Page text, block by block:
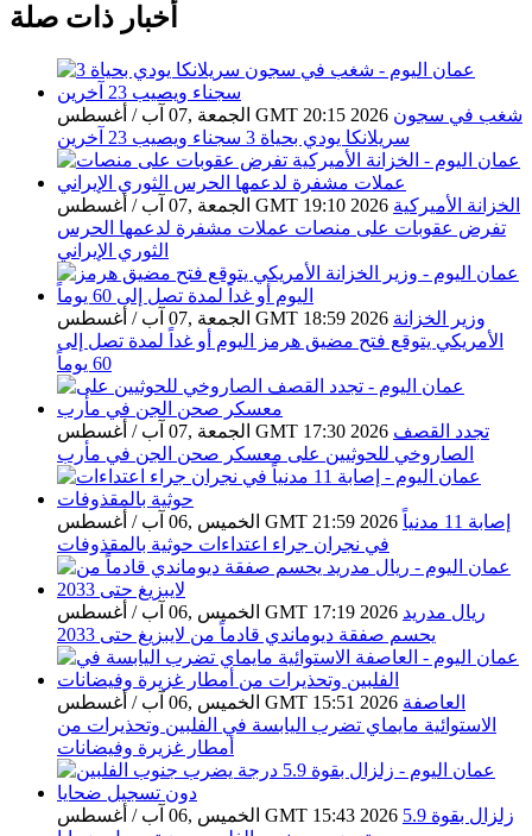
أخبار ذات صلة
الجمعة ,07 آب / أغسطس GMT 20:15 2026 شغب في سجون
سريلانكا يودي بحياة 3 سجناء ويصيب 23 آخرين
الجمعة ,07 آب / أغسطس GMT 19:10 2026 الخزانة الأميركية
تفرض عقوبات على منصات عملات مشفرة لدعمها الحرس
الثوري الإيراني
الجمعة ,07 آب / أغسطس GMT 18:59 2026 وزير الخزانة
الأمريكي يتوقع فتح مضيق هرمز اليوم أو غداً لمدة تصل إلى
60 يوماً
الجمعة ,07 آب / أغسطس GMT 17:30 2026 تجدد القصف
الصاروخي للحوثيين على معسكر صحن الجن في مأرب
الخميس ,06 آب / أغسطس GMT 21:59 2026 إصابة 11 مدنياً
في نجران جراء اعتداءات حوثية بالمقذوفات
الخميس ,06 آب / أغسطس GMT 17:19 2026 ريال مدريد
يحسم صفقة ديوماندي قادماً من لايبزيغ حتى 2033
الخميس ,06 آب / أغسطس GMT 15:51 2026 العاصفة
الاستوائية مايماي تضرب اليابسة في الفلبين وتحذيرات من
أمطار غزيرة وفيضانات
الخميس ,06 آب / أغسطس GMT 15:43 2026 زلزال بقوة 5.9